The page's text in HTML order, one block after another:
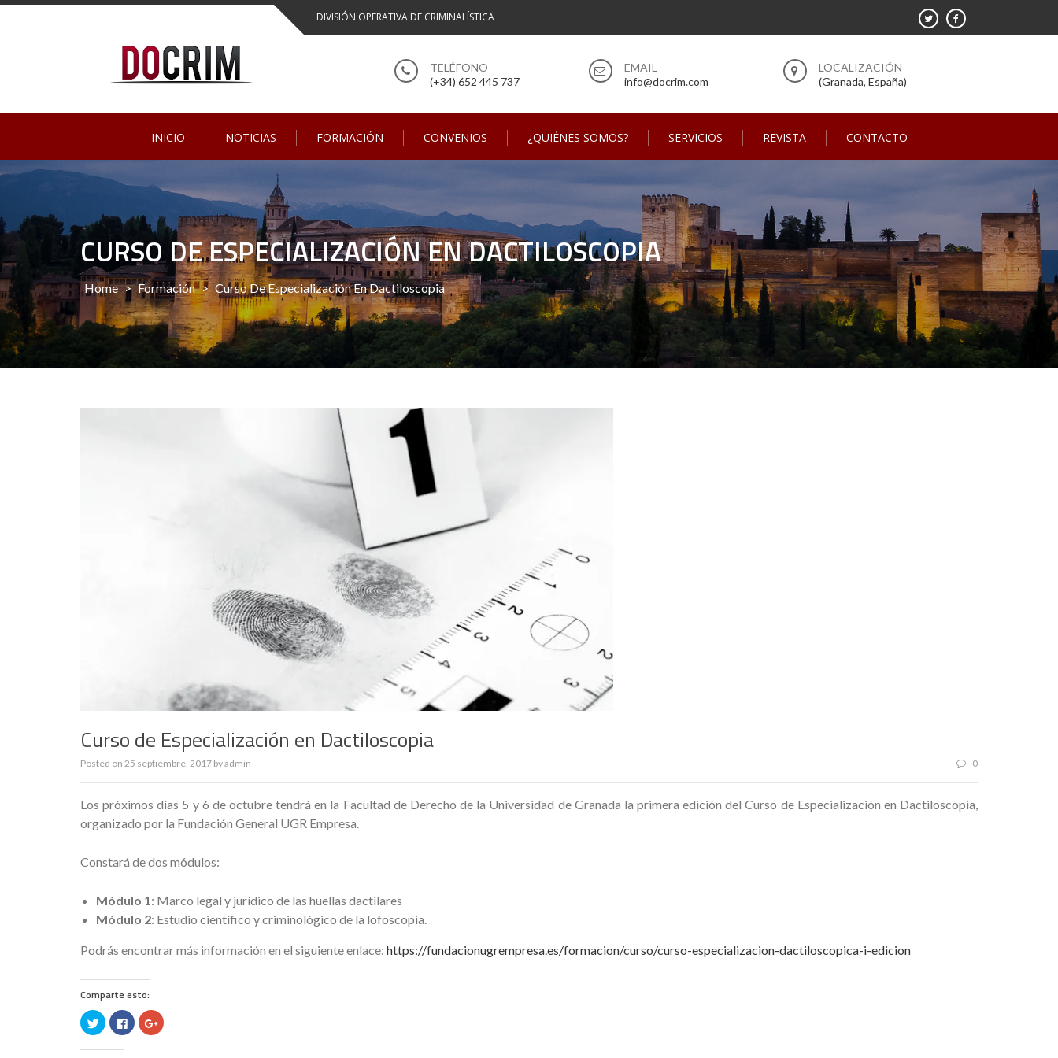
Skip
DIVISIÓN OPERATIVA DE CRIMINALÍSTICA
(+34) 652 445 737 info@docrim.com (Granada, España)
INICIO NOTICIAS FORMACIÓN CONVENIOS ¿QUIÉNES SOMOS? SERVICIOS REVISTA CONTACTO
CURSO DE ESPECIALIZACIÓN EN DACTILOSCOPIA
Home > Formación > Curso De Especialización En Dactiloscopia
Curso de Especialización en Dactiloscopia
Posted on 25 septiembre, 2017 byadmin 0
Los próximos días 5 y 6 de octubre tendrá en la Facultad de Derecho de la Universidad de Granada la primera edición del Curso de Especialización en Dactiloscopia,
organizado por la Fundación General UGR Empresa.
Constará de dos módulos:
Módulo 1: Marco legal y jurídico de las huellas dactilares
Módulo 2: Estudio científico y criminológico de la lofoscopia.
Podrás encontrar más información en el siguiente enlace: https://fundacionugrempresa.es/formacion/curso/curso-especializacion-dactiloscopica-i-edicion
Comparte esto:
H
a
c
H
a
H
a